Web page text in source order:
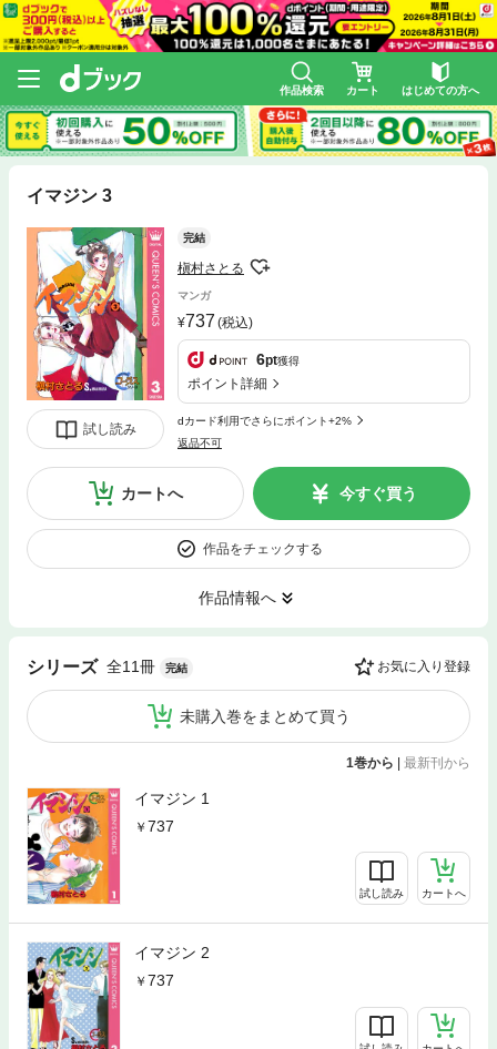
作品検索 カート はじめての方へ
イマジン 3
試し読み
完結
槇村さとる
マンガ
737 (税込)
6pt獲得
ポイント詳細
dカード利用でさらにポイント+2%
返品不可
カートへ 今すぐ買う
作品をチェックする
作品情報へ
シリーズ 全11冊 完結 お気に入り登録
未購入巻をまとめて買う
1巻から 最新刊から
イマジン 1
737
試し読み カートへ
イマジン 2
737